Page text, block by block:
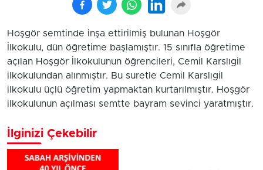
Hoşgör semtinde inşa ettirilmiş bulunan Hoşgör
İlkokulu, dün öğretime başlamıştır. 15 sınıfla öğretime
açılan Hoşgör İlkokulunun öğrencileri, Cemil Karslıgil
ilkokulundan alınmıştır. Bu suretle Cemil Karslıgil
ilkokulu üçlü öğretim yapmaktan kurtarılmıştır. Hoşgör
ilkokulunun açılması semtte bayram sevinci yaratmıştır.
İlginizi Çekebilir